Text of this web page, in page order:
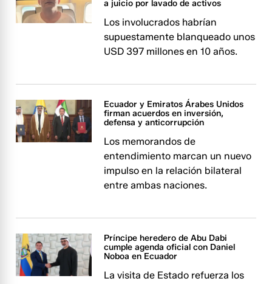
a juicio por lavado de activos
Los involucrados habrían
supuestamente blanqueado unos
USD 397 millones en 10 años.
Ecuador y Emiratos Árabes Unidos
firman acuerdos en inversión,
defensa y anticorrupción
Los memorandos de
entendimiento marcan un nuevo
impulso en la relación bilateral
entre ambas naciones.
Príncipe heredero de Abu Dabi
cumple agenda oficial con Daniel
Noboa en Ecuador
La visita de Estado refuerza los